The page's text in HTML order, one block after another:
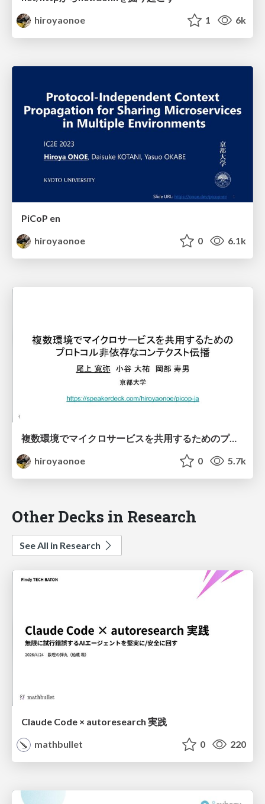
hiroyaonoe
1 6k
PiCoP en
hiroyaonoe
0 6.1k
複数環境でマイクロサービスを共用するためのプロトコル非依存なコンテクスト伝播 / PiCoP ja
hiroyaonoe
0 5.7k
Other Decks in Research
See All in Research
Claude Code × autoresearch 実践
mathbullet
0 220